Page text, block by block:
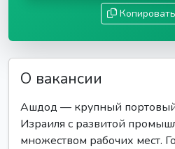
О вакансии
Ашдод — крупный
Израиля с развитой
множеством рабочих мест.